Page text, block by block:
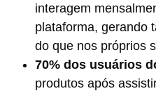
interagem
plataforma, gerando
do que nos próprios
70% dos usuários
produtos após